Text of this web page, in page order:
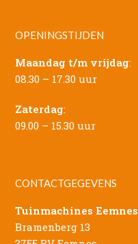
OPENINGSTIJDEN
Maandag t/m vrijdag:
08.30 – 17.30 uur
Zaterdag:
09.00 – 15.30 uur
CONTACTGEGEVENS
Tuinmachines Eemnes
Bramenberg 13